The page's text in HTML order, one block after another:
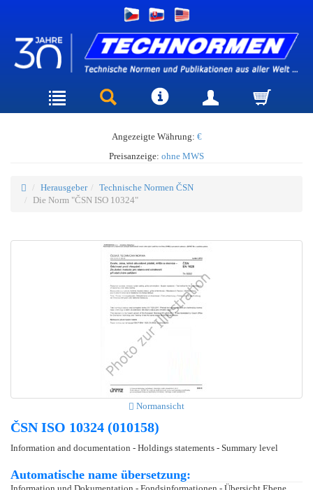
Angezeigte Währung: €
Preisanzeige: ohne MWS
Herausgeber
Technische Normen ČSN
Die Norm "ČSN ISO 10324"
Normansicht
ČSN ISO 10324 (010158)
Information and documentation - Holdings statements - Summary level
Automatische name übersetzung: